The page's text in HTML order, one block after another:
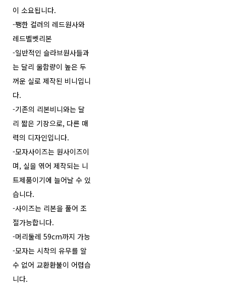
이 소요됩니다.
-쨍한 컬러의 레드원사와
레드벨벳리본
-일반적인 슬라브원사들과
는 달리 울함량이 높은 두
꺼운 실로 제작된 비니입니
다.
-기존의 리본비니와는 달
리 짧은 기장으로, 다른 매
력의 디자인입니다.
-모자사이즈는 원사이즈이
며, 실을 엮어 제작되는 니
트제품이기에 늘어날 수 있
습니다.
-사이즈는 리본을 풀어 조
절가능합니다.
-머리둘레 59cm까지 가능
-모자는 시착의 유무를 알
수 없어 교환환불이 어렵습
니다.